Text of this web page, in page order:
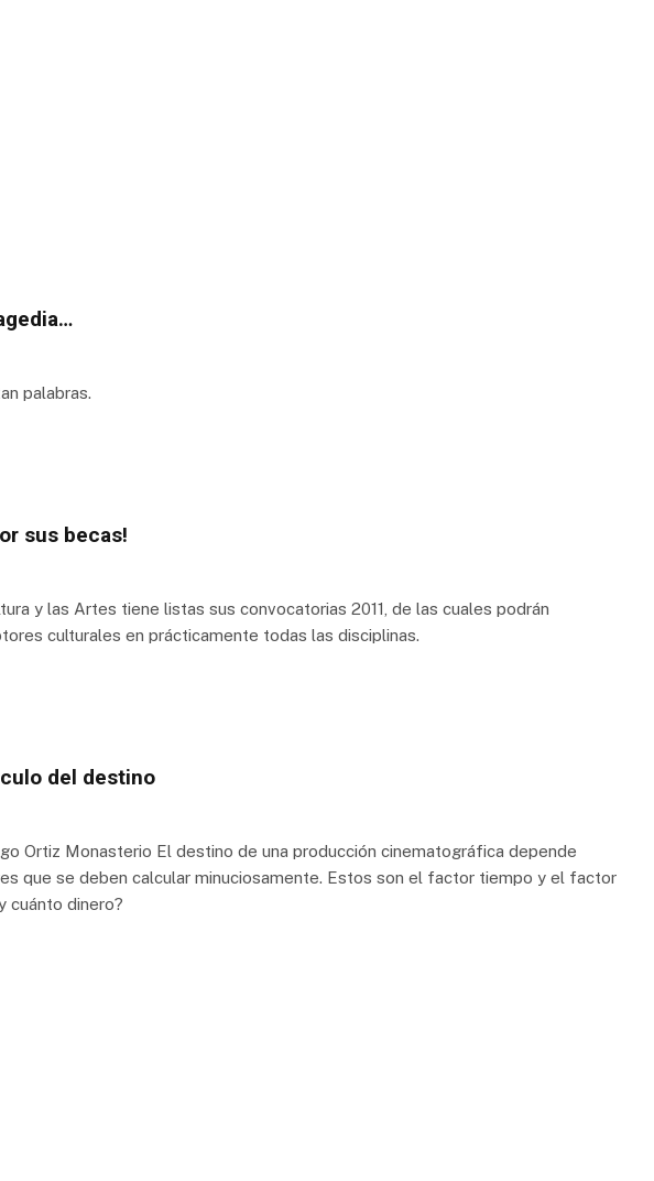
palabras.
sus becas!
y las Artes tiene listas sus convocatorias 2011, de las cuales podrán
culturales en prácticamente todas las disciplinas.
del destino
Ortiz Monasterio El destino de una producción cinematográfica depende
que se deben calcular minuciosamente. Estos son el factor tiempo y el factor
cuánto dinero?